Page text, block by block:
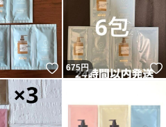
いいね！
675円